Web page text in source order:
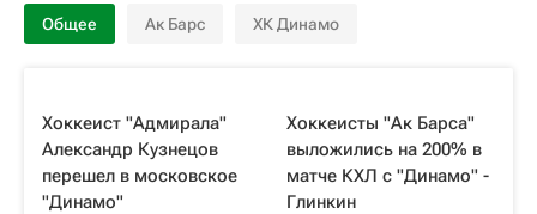
Общее Ак Барс ХК Динамо
Хоккеист "Адмирала"
Александр Кузнецов
перешел в московское
"Динамо"
Хоккеисты "Ак Барса"
выложились на 200% в
матче КХЛ с "Динамо" -
Глинкин